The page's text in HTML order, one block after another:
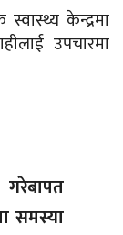
केन्द्रमा
उपचारमा
समस्या